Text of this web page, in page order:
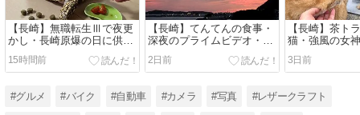
【長崎】無職転生Ⅲで夜更
かし・長崎原爆の日に供養
塔へ・てんてんの食事
15時間前
【長崎】てんてんの食事・
深夜のプライムビデオ・ナ
スの豚肉巻き昼食・タイム
チャレンジ終了
2日前
【長崎】茶
猫・強風の女
ーキング
孵化・福砂屋
3日前
#グルメ #バイク #自動車 #カメラ #写真 #レザークラフト